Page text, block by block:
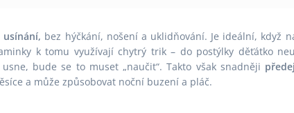
bez hýčkání, nošení a uklidňování. Je ideální, když
k tomu využívají chytrý trik – do postýlky děťátko
bude se to muset „naučit“. Takto však snadněji
a může způsobovat noční buzení a pláč.